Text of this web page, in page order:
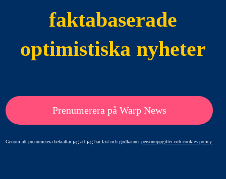
faktabaserade
optimistiska nyheter
Prenumerera på Warp News
Genom att prenumerera bekräftar jag att jag har läst och godkännerpersonuppgifter och cookies policy.